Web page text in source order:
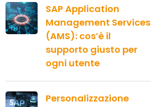
SAP Application
Management Services
(AMS): cos’è il
supporto giusto per
ogni utente
Personalizzazione